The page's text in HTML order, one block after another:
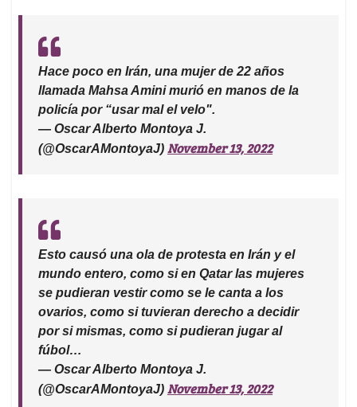
Hace poco en Irán, una mujer de 22 años
llamada Mahsa Amini murió en manos de la
policía por “usar mal el velo".
— Oscar Alberto Montoya J.
(@OscarAMontoyaJ) November 13, 2022
Esto causó una ola de protesta en Irán y el
mundo entero, como si en Qatar las mujeres
se pudieran vestir como se le canta a los
ovarios, como si tuvieran derecho a decidir
por si mismas, como si pudieran jugar al
fúbol…
— Oscar Alberto Montoya J.
(@OscarAMontoyaJ) November 13, 2022